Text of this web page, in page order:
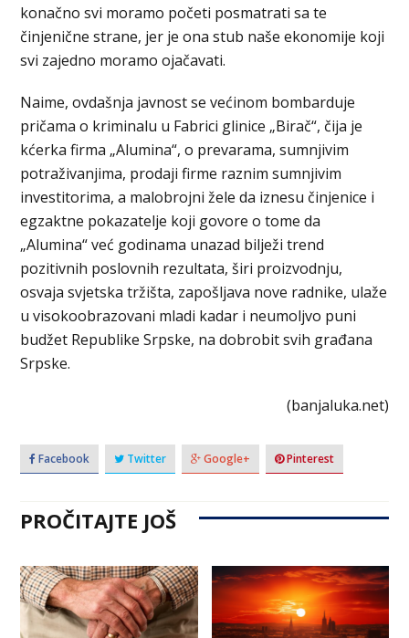
konačno svi moramo početi posmatrati sa te
činjenične strane, jer je ona stub naše ekonomije koji
svi zajedno moramo ojačavati.
Naime, ovdašnja javnost se većinom bombarduje
pričama o kriminalu u Fabrici glinice „Birač“, čija je
kćerka firma „Alumina“, o prevarama, sumnjivim
potraživanjima, prodaji firme raznim sumnjivim
investitorima, a malobrojni žele da iznesu činjenice i
egzaktne pokazatelje koji govore o tome da
„Alumina“ već godinama unazad bilježi trend
pozitivnih poslovnih rezultata, širi proizvodnju,
osvaja svjetska tržišta, zapošljava nove radnike, ulaže
u visokoobrazovani mladi kadar i neumoljvo puni
budžet Republike Srpske, na dobrobit svih građana
Srpske.
(banjaluka.net)
Facebook Twitter Google+ Pinterest
PROČITAJTE JOŠ